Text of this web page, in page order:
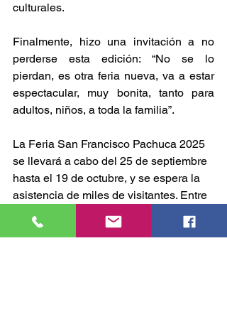
culturales.
Finalmente, hizo una invitación a no
perderse esta edición: “No se lo
pierdan, es otra feria nueva, va a estar
espectacular, muy bonita, tanto para
adultos, niños, a toda la familia”.
La Feria San Francisco Pachuca 2025
se llevará a cabo del 25 de septiembre
hasta el 19 de octubre, y se espera la
asistencia de miles de visitantes. Entre
sus atractivos destacan el Mega Domo
de las Estrellas, el palenque, Pabellón